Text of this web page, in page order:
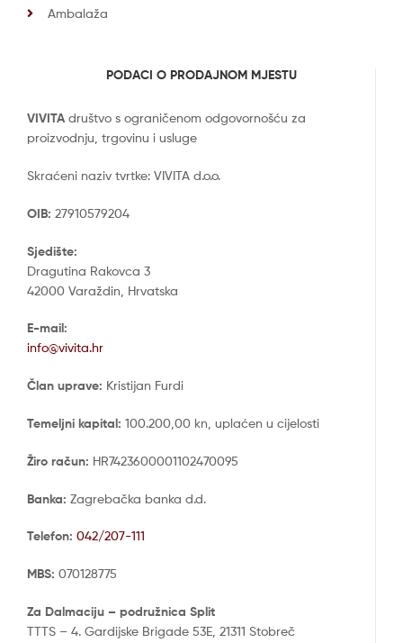
Ambalaža
PODACI O PRODAJNOM MJESTU
VIVITA društvo s ograničenom odgovornošću za
proizvodnju, trgovinu i usluge
Skraćeni naziv tvrtke: VIVITA d.o.o.
OIB: 27910579204
Sjedište:
Dragutina Rakovca 3
42000 Varaždin, Hrvatska
E-mail:
info@vivita.hr
Član uprave: Kristijan Furdi
Temeljni kapital: 100.200,00 kn, uplaćen u cijelosti
Žiro račun: HR7423600001102470095
Banka: Zagrebačka banka d.d.
Telefon: 042/207-111
MBS: 070128775
Za Dalmaciju – podružnica Split
TTTS – 4. Gardijske Brigade 53E, 21311 Stobreč